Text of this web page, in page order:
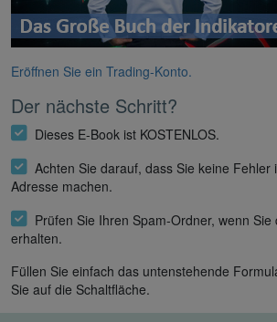
Eröffnen Sie ein Trading-Konto.
Der nächste Schritt?
Dieses E-Book ist KOSTENLOS.
Achten Sie darauf, dass Sie keine Fehler
Adresse machen.
Prüfen Sie Ihren Spam-Ordner, wenn
erhalten.
Füllen Sie einfach das untenstehende
Sie auf die Schaltfläche.